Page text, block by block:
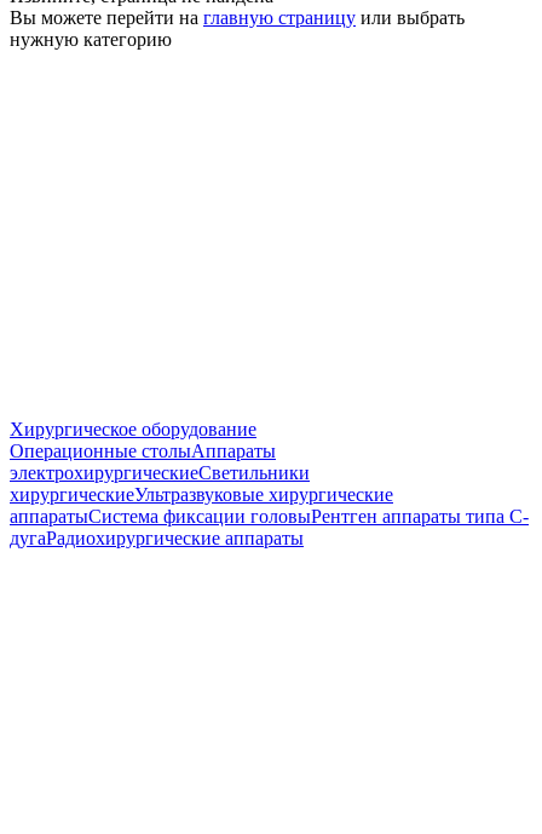
Вы можете перейти на главную страницу или выбрать
нужную категорию
Хирургическое оборудование
Операционные столыАппараты
электрохирургическиеСветильники
хирургическиеУльтразвуковые хирургические
аппаратыСистема фиксации головыРентген аппараты типа С-
дугаРадиохирургические аппараты